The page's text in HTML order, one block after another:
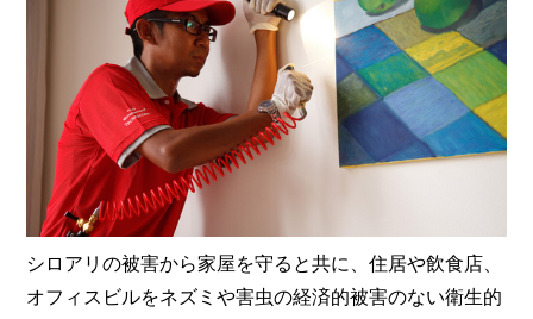
シロアリの被害から家屋を守ると共に、住居や飲食店、
オフィスビルをネズミや害虫の経済的被害のない衛生的